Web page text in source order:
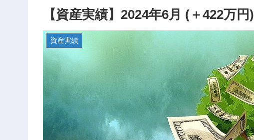
【資産実績】2024年6月 (＋422万円)
資産実績